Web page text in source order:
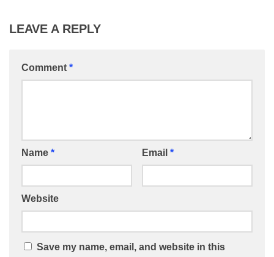
LEAVE A REPLY
Comment *
Name * Email *
Website
Save my name, email, and website in this